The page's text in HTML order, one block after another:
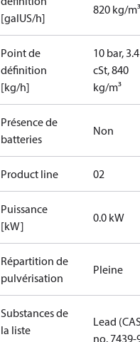
[galUS/h]
820 kg/m³
Point de
définition
[kg/h]
10 bar, 3.4
cSt, 840
kg/m³
Présence de
batteries
Non
Product line 02
Puissance
[kW]
0.0 kW
Répartition de
pulvérisation
Pleine
Substances de
la liste
Lead
no. 7439-